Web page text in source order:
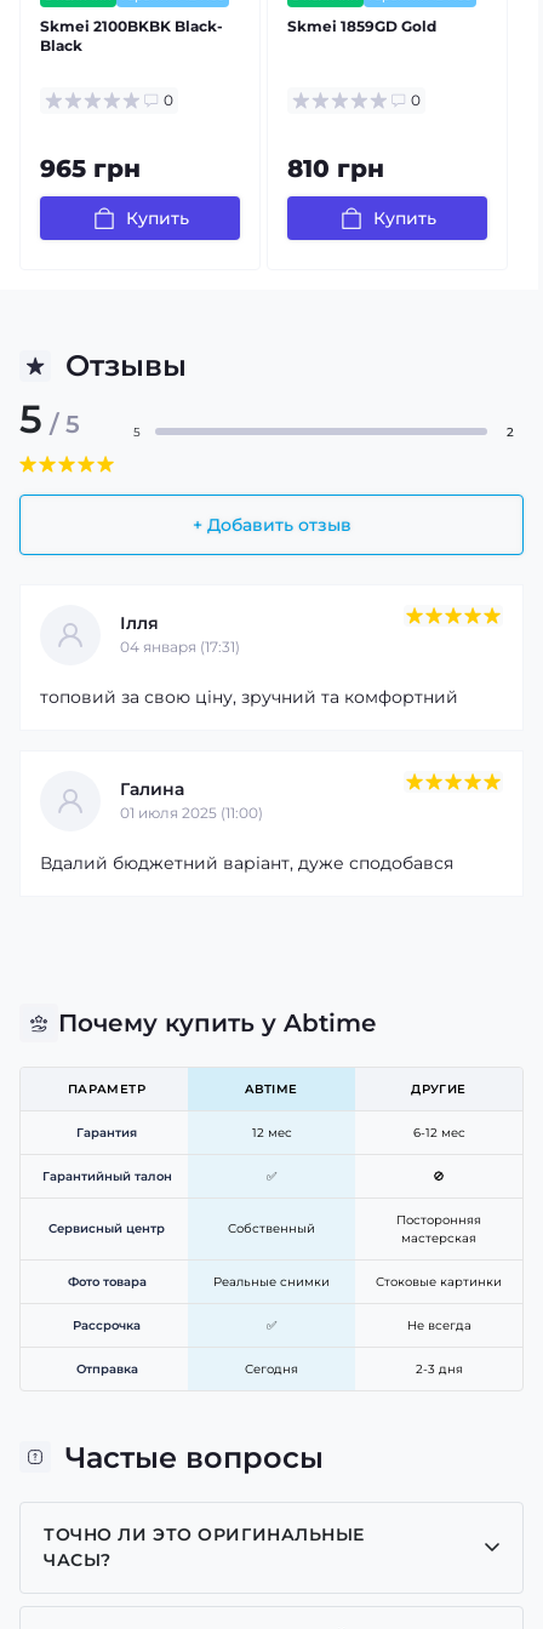
Skmei 2100BKBK Black-
Black
0
965 грн
Купить
Skmei 1859GD Gold
0
810 грн
Купить
Отзывы
5 / 5
+ Добавить отзыв
5 2
Ілля
04 января (17:31)
топовий за свою ціну, зручний та комфортний
Галина
01 июля 2025 (11:00)
Вдалий бюджетний варіант, дуже сподобався
Почему купить у Abtime
ПАРАМЕТР ABTIME ДРУГИЕ
Гарантия 12 мес 6-12 мес
Гарантийный талон ✅ 🚫
Сервисный центр Собственный
Посторонняя
мастерская
Фото товара Реальные снимки Стоковые картинки
Рассрочка ✅ Не всегда
Отправка Сегодня 2-3 дня
Частые вопросы
ТОЧНО ЛИ ЭТО ОРИГИНАЛЬНЫЕ
ЧАСЫ?
Да, все часы у нас только оригинальные, мы